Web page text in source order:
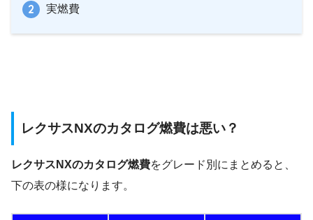
実燃費
レクサスNXのカタログ燃費は悪い？
レクサスNXのカタログ燃費をグレード別にまとめると、
下の表の様になります。